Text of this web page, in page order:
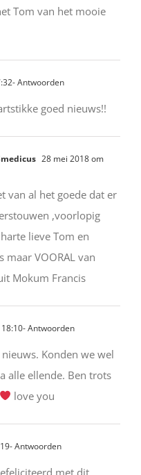
Tom van het mooie
- Antwoorden
goed nieuws!!
28 mei 2018 om
van al het goede dat er
,voorlopig
lieve Tom en
maar VOORAL van
Mokum Francis
- Antwoorden
Konden we wel
alle ellende. Ben trots
love you
- Antwoorden
met dit